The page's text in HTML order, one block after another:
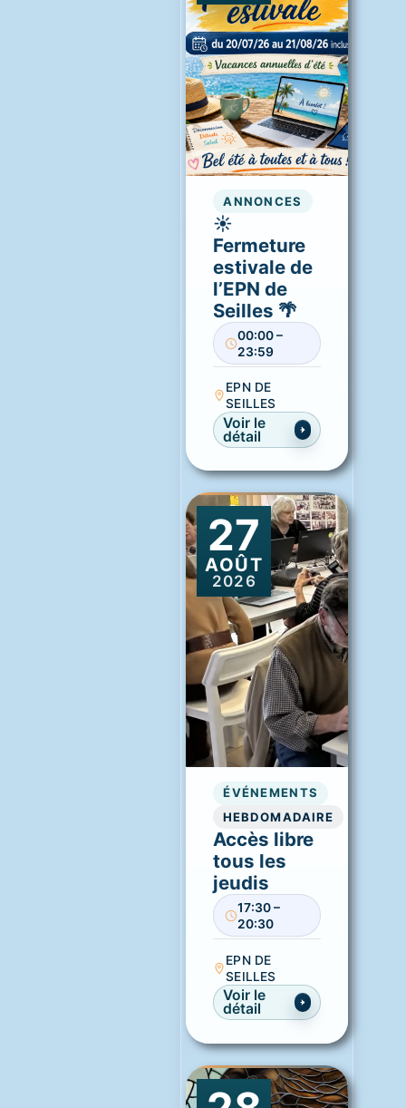
ANNONCES
☀️
Fermeture
estivale de
l’EPN de
Seilles 🌴
00:00 –
23:59
EPN DE
SEILLES
Voir le
détail
27
AOÛT
2026
ÉVÉNEMENTS
HEBDOMADAIRE
Accès libre
tous les
jeudis
17:30 –
20:30
EPN DE
SEILLES
Voir le
détail